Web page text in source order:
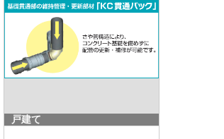
戸建て